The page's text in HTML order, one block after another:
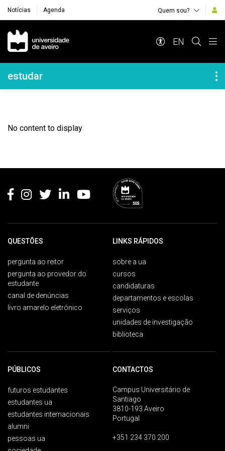
Notícias Agenda Quem sou?
Navegação Principal
EN
Navegação Lateral
estudar
No content to display
QUESTÕES
pergunta ao reitor
pergunta ao provedor do
estudante
canal de denúncias
livro amarelo eletrónico
LINKS RÁPIDOS
sobre a ua
cursos
candidaturas
departamentos e escolas
serviços
unidades de investigação
biblioteca
PÚBLICOS
futuros estudantes
estudantes ua
estudantes internacionais
alumni
pessoas ua
CONTACTOS
Campus Universitário de
Santiago
3810-193 Aveiro
Portugal
+351 234 370 200